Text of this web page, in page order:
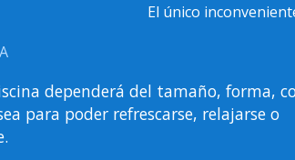
El único
dependerá del tamaño, forma,
para poder refrescarse, relajarse o